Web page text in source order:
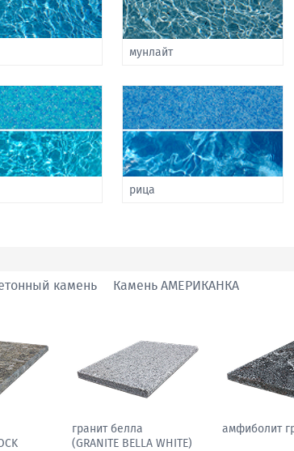
мунлайт
рица
камень Камень АМЕРИКАНКА
гранит павлин
(GRANITE PEACOCK
гранит белла